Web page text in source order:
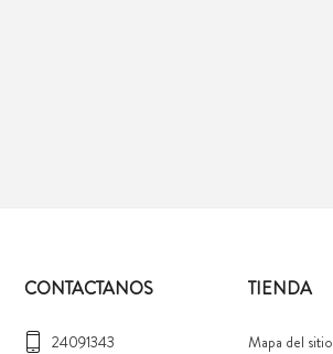
CONTACTANOS
24091343
TIENDA
Mapa del sitio